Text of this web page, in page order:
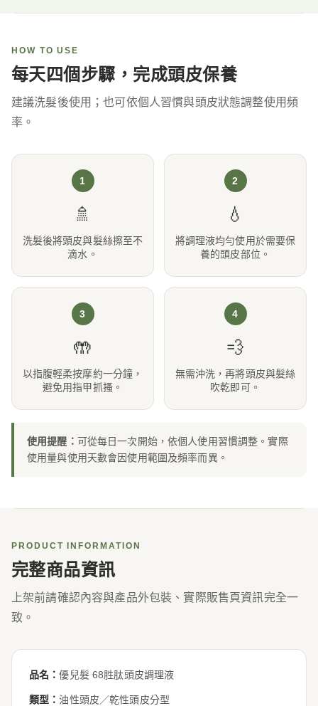
HOW TO USE
每天四個步驟，完成頭皮保養
建議洗髮後使用；也可依個人習慣與頭皮狀態調整使用頻
率。
1
🚿
洗髮後將頭皮與髮絲擦至不
滴水。
2
💧
將調理液均勻使用於需要保
養的頭皮部位。
3
🤲
以指腹輕柔按摩約一分鐘，
避免用指甲抓搔。
4
💨
無需沖洗，再將頭皮與髮絲
吹乾即可。
使用提醒： 可從每日一次開始，依個人使用習慣調整。實際
使用量與使用天數會因使用範圍及頻率而異。
PRODUCT INFORMATION
完整商品資訊
上架前請確認內容與產品外包裝、實際販售頁資訊完全一
致。
品名：優兒髮 68胜肽頭皮調理液
類型： 油性頭皮／乾性頭皮分型